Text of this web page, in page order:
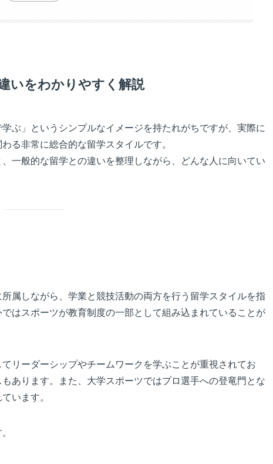
いをわかりやすく解説
ぶ」というシンプルなイメージを持たれがちですが、実際に
る非常に総合的な留学スタイルです。
一般的な留学との違いを整理しながら、どんな人に向いてい
属しながら、学業と競技活動の両方を行う留学スタイルを指
はスポーツが教育制度の一部として組み込まれていることが
リーダーシップやチームワークを学ぶことが重視されてお
あります。また、大学スポーツではプロ選手への登竜門とな
います。